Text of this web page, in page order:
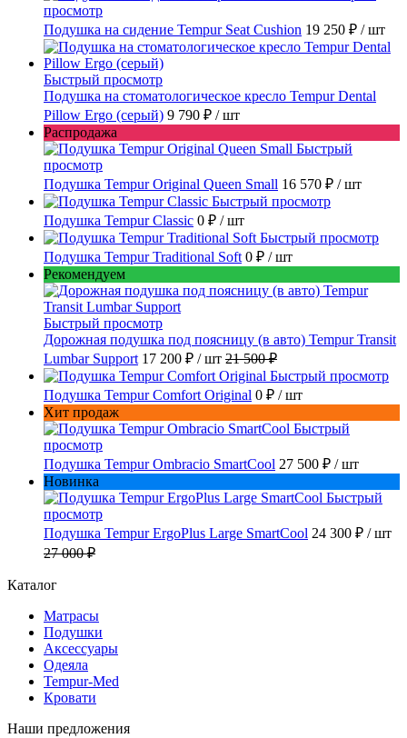
просмотр
Подушка на сидение Tempur Seat Cushion 19 250 ₽ / шт
Быстрый просмотр
Подушка на стоматологическое кресло Tempur Dental
Pillow Ergo (серый) 9 790 ₽ / шт
Распродажа
Быстрый
просмотр
Подушка Tempur Original Queen Small 16 570 ₽ / шт
Быстрый просмотр
Подушка Tempur Classic 0 ₽ / шт
Быстрый просмотр
Подушка Tempur Traditional Soft 0 ₽ / шт
Рекомендуем
Быстрый просмотр
Дорожная подушка под поясницу (в авто) Tempur Transit
Lumbar Support 17 200 ₽ / шт 21 500 ₽
Быстрый просмотр
Подушка Tempur Comfort Original 0 ₽ / шт
Хит продаж
Быстрый
просмотр
Подушка Tempur Ombracio SmartCool 27 500 ₽ / шт
Новинка
Быстрый
просмотр
Подушка Tempur ErgoPlus Large SmartCool 24 300 ₽ / шт
27 000 ₽
Каталог
Матрасы
Подушки
Аксессуары
Одеяла
Tempur-Med
Кровати
Наши предложения